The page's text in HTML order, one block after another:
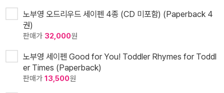
노부영 오드리우드 세이펜 4종 (CD 미포함) (Paperback 4
권)
판매가 32,000원
노부영 세이펜 Good for You! Toddler Rhymes for Toddl
er Times (Paperback)
판매가 13,500원